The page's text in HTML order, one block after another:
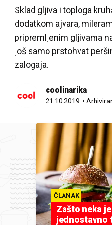
Sklad gljiva i toploga
dodatkom ajvara,
pripremljenim gljivama
još samo prstohvat
zalogaja.
coolinarika
21.10.2019. •
ČLANAK
Zašto neka
jednostavno